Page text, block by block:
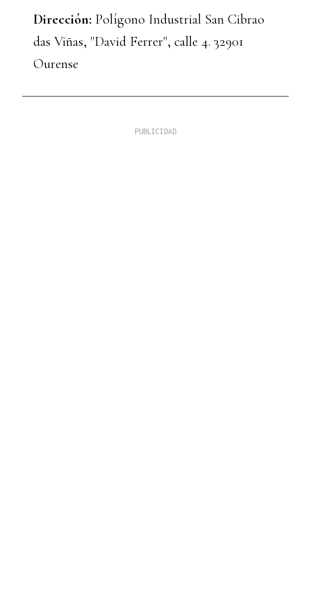
Dirección: Polígono Industrial San Cibrao
das Viñas, "David Ferrer", calle 4. 32901
Ourense